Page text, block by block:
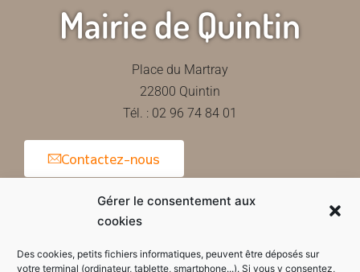
Gérer le consentement aux
cookies
Des cookies, petits fichiers informatiques, peuvent être déposés sur
votre terminal (ordinateur, tablette, smartphone...). Si vous y consentez,
Mairie de Quintin
Place du Martray
22800 Quintin
Tél. : 02 96 74 84 01
Contactez-nous
Horaires d'ouverture de la mairie